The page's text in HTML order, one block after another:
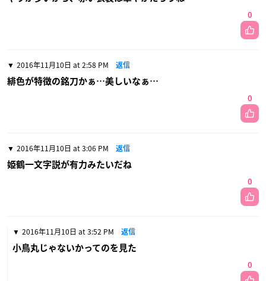
0
2016年11月10日 at 2:58 PM 返信
緋色が特徴の銘刀かぁ…美しいなぁ…
0
2016年11月10日 at 3:06 PM 返信
姫鶴一文字説が有力みたいだね
0
2016年11月10日 at 3:52 PM 返信
小鳥丸じゃないかってのを見た
0